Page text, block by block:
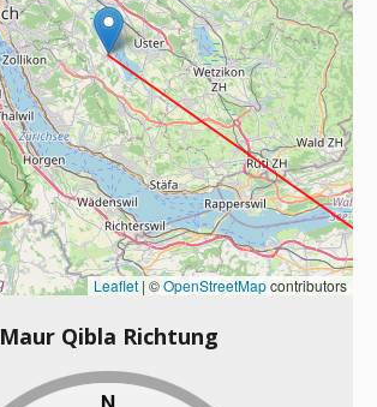
Leaflet | ©OpenStreetMapcontributors
Maur Qibla Richtung